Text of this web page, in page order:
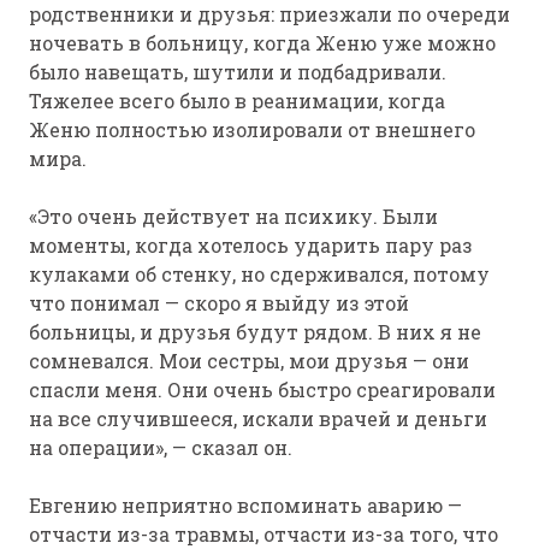
родственники и друзья: приезжали по очереди
ночевать в больницу, когда Женю уже можно
было навещать, шутили и подбадривали.
Тяжелее всего было в реанимации, когда
Женю полностью изолировали от внешнего
мира.
«Это очень действует на психику. Были
моменты, когда хотелось ударить пару раз
кулаками об стенку, но сдерживался, потому
что понимал — скоро я выйду из этой
больницы, и друзья будут рядом. В них я не
сомневался. Мои сестры, мои друзья — они
спасли меня. Они очень быстро среагировали
на все случившееся, искали врачей и деньги
на операции», — сказал он.
Евгению неприятно вспоминать аварию —
отчасти из-за травмы, отчасти из-за того, что